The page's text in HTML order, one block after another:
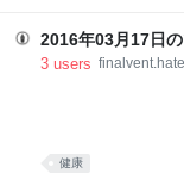
れ以前に、なにかを
ことが、おっくうに
③……それはあとで。
2016年03月17日
3 users
健康